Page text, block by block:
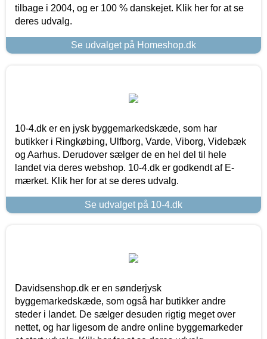
tilbage i 2004, og er 100 % danskejet. Klik her for at se
deres udvalg.
Se udvalget på Homeshop.dk
10-4.dk er en jysk byggemarkedskæde, som har
butikker i Ringkøbing, Ulfborg, Varde, Viborg, Videbæk
og Aarhus. Derudover sælger de en hel del til hele
landet via deres webshop. 10-4.dk er godkendt af E-
mærket. Klik her for at se deres udvalg.
Se udvalget på 10-4.dk
Davidsenshop.dk er en sønderjysk
byggemarkedskæde, som også har butikker andre
steder i landet. De sælger desuden rigtig meget over
nettet, og har ligesom de andre online byggemarkeder